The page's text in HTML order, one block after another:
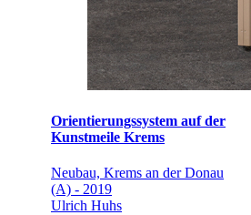
Orientierungssystem auf der
Kunstmeile Krems
Neubau, Krems an der Donau
(A) - 2019
Ulrich Huhs